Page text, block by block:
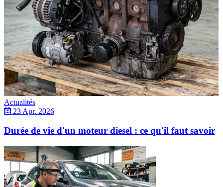
Actualités
23 Apr. 2026
Durée de vie d'un moteur diesel : ce qu'il faut savoir